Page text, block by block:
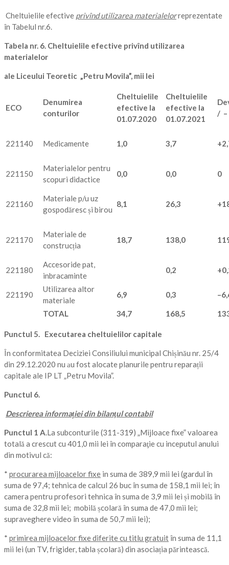
Cheltuielile efective privînd utilizarea materialelorreprezentate
în Tabelul nr.6.
Tabela nr. 6. Cheltuielile efective privînd utilizarea
materialelor
ale Liceului Teoretic „Petru Movila”, mii lei
ECO
Denumirea
conturilor
Cheltuielile
efective la
01.07.2020
Cheltuielile
efective la
01.07.2021
/ –
221140 Medicamente 1,0 3,7
221150
Materialelor pentru
scopuri didactice
0,0 0,0 0
221160
Materiale p/u uz
gospodăresc și birou
8,1 26,3
221170
Materiale de
construcția
18,7 138,0
221180
Accesoride pat,
inbracaminte
0,2
221190
Utilizarea altor
materiale
6,9 0,3 –
TOTAL 34,7 168,5
Punctul 5. Executarea cheltuielilor capitale
În conformitatea Deciziei Consiliului municipal Chișinău nr. 25/4
din 29.12.2020 nu аu fost alocate planurile pentru reparații
capitale ale IP LT „Petru Movila”.
Punctul 6.
Descrierea informației din bilanţul contabil
Punctul 1 A.La subconturile (311-319) „Mijloace fixe” valoarea
totală a crescut cu 401,0 mii lei în comparaţie cu inceputul anului
din motivul că:
* procurarea mijloacelor fixe in suma de 389,9 mii lei (gardul în
suma de 97,4; tehnica de calcul 26 buc în suma de 158,1 mii lei; în
camera pentru profesori tehnica în suma de 3,9 mii lei și mobilă în
suma de 32,8 mii lei; mobilă școlară în suma de 47,0 mii lei;
supraveghere video în suma de 50,7 mii lei);
* primirea mijloacelor fixe diferite cu titlu gratuitîn suma de 11,1
mii lei (un TV, frigider, tabla școlară) din asociația părintească.